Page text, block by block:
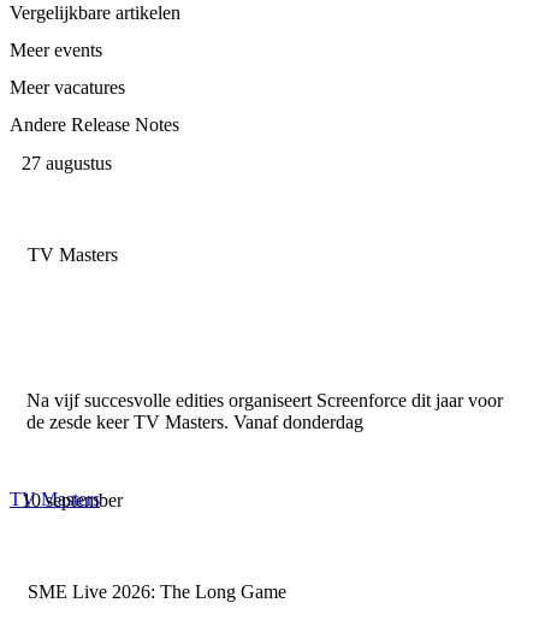
Vergelijkbare artikelen
Meer events
Meer vacatures
Andere Release Notes
27 augustus
TV Masters
Na vijf succesvolle edities organiseert Screenforce dit jaar voor
de zesde keer TV Masters. Vanaf donderdag
TV Masters
10 september
SME Live 2026: The Long Game